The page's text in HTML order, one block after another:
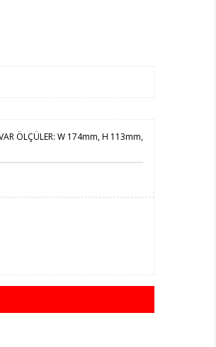
ÖLÇÜLER: W 174mm, H 113mm,